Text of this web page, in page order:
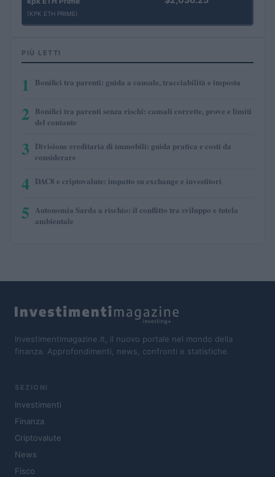
(KPK ETH PRIME)
PIÙ LETTI
1 Bonifici tra parenti: guida a causale, tracciabilità e imposta
2 Bonifici tra parenti senza rischi: causali corrette, prove e limiti
del contante
3 Divisione ereditaria di immobili: guida pratica e costi da
considerare
4 DAC8 e criptovalute: impatto su exchange e investitori
5 Autonomia Sarda a rischio: il conflitto tra sviluppo e tutela
ambientale
Investimentimagazine.it, il nuovo portale nel mondo della
finanza. Approfondimenti, news, confronti e statistiche.
SEZIONI
Investimenti
Finanza
Criptovalute
News
Fisco